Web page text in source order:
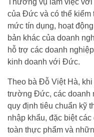
Thương vụ làm việc
của Đức và có thể kiểm
mức tín dụng, hoạt
bản khác của doanh
hỗ trợ các doanh
kinh doanh với Đức.
Theo bà Đỗ Việt Hà,
trường Đức, các doanh
quy định tiêu chuẩn kỹ
nhập khẩu, đặc biệt
toàn thực phẩm và